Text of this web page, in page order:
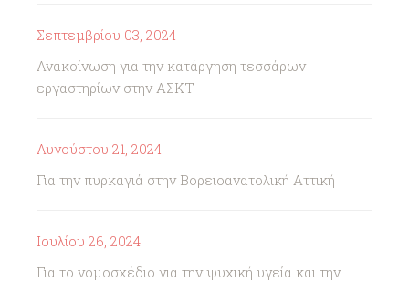
Σεπτεμβρίου 03, 2024
Ανακοίνωση για την κατάργηση τεσσάρων
εργαστηρίων στην ΑΣΚΤ
Αυγούστου 21, 2024
Για την πυρκαγιά στην Βορειοανατολική Αττική
Ιουλίου 26, 2024
Για το νομοσχέδιο για την ψυχική υγεία και την